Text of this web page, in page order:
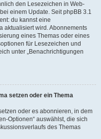
den Lesezeichen in Web-
einem Update. Seit phpBB 3.1
du kannst eine
aktualisiert wird. Abonnements
eines Themas oder eines
für Lesezeichen und
unter „Benachrichtigungen
setzen oder ein Thema
oder es abonnieren, in dem
Optionen“ auswählst, die sich
des Themas